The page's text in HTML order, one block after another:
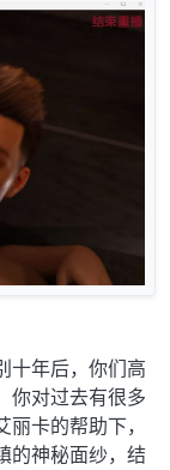
十年后，你们高
你对过去有很多
卡的帮助下，
的神秘面纱，结